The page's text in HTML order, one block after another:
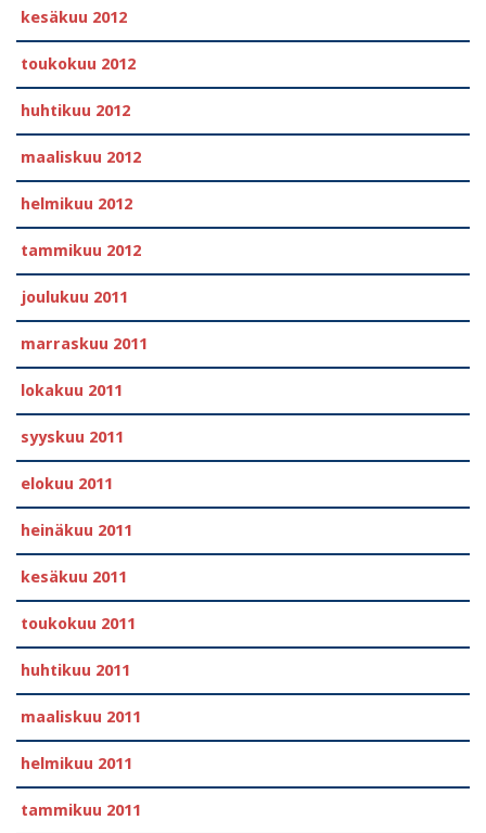
kesäkuu 2012
toukokuu 2012
huhtikuu 2012
maaliskuu 2012
helmikuu 2012
tammikuu 2012
joulukuu 2011
marraskuu 2011
lokakuu 2011
syyskuu 2011
elokuu 2011
heinäkuu 2011
kesäkuu 2011
toukokuu 2011
huhtikuu 2011
maaliskuu 2011
helmikuu 2011
tammikuu 2011